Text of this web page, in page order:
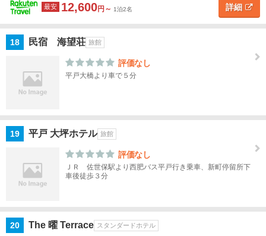
最安 12,600円～ 1泊2名 詳細
18 民宿 海望荘 旅館
評価なし
平戸大橋より車で５分
19 平戸 大坪ホテル 旅館
評価なし
ＪＲ 佐世保駅より西肥バス平戸行き乗車、新町停留所下
車後徒歩３分
20 The 曜 Terrace スタンダードホテル